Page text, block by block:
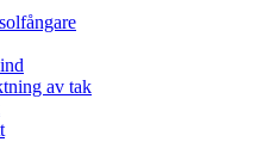
av tak